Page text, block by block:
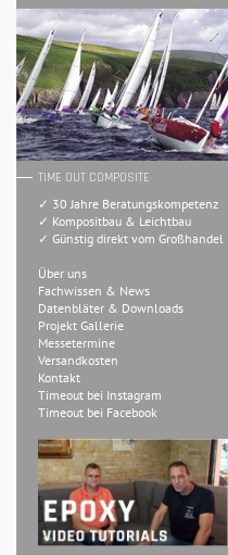
TIME OUT COMPOSITE
✓ 30 Jahre Beratungskompetenz
✓ Kompositbau & Leichtbau
✓ Günstig direkt vom Großhandel
Über uns
Fachwissen & News
Datenbläter & Downloads
Projekt Gallerie
Messetermine
Versandkosten
Kontakt
Timeout bei Instagram
Timeout bei Facebook